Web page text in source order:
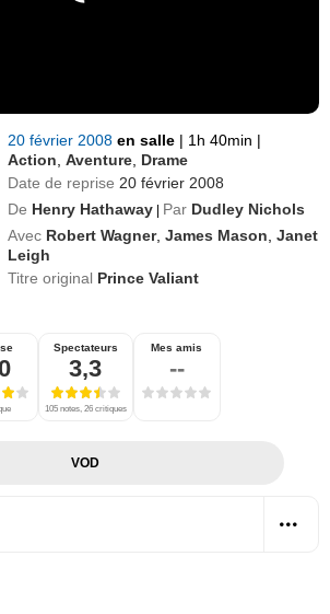
20 février 2008en salle | 1h 40min |
Action ,Aventure Drame
Date de reprise 20 février 2008
De Henry Hathaway | Par Dudley Nichols
Avec Robert Wagner,James Mason ,Janet
Leigh
Titre original Prince Valiant
Spectateurs
3,3
105 notes, 26 critiques
Mes amis
--
VOD